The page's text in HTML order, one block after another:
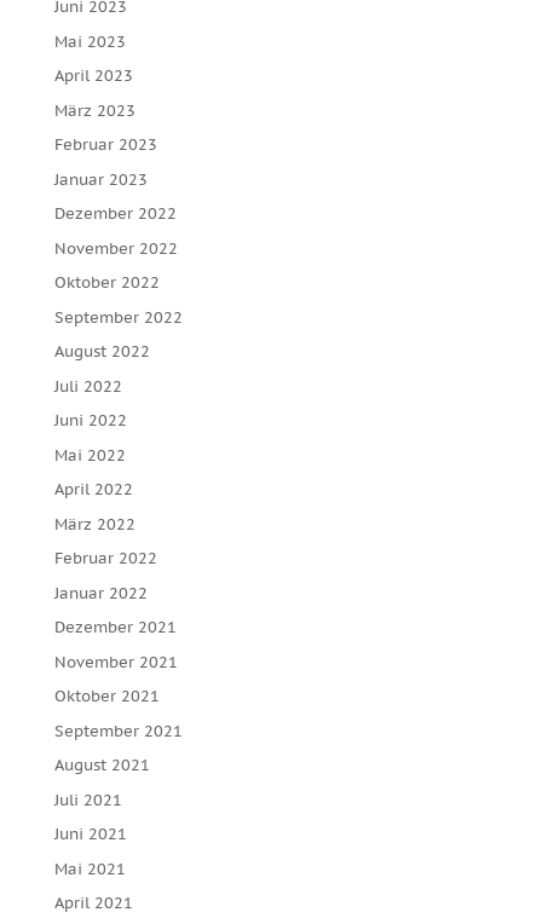
Juni 2023
Mai 2023
April 2023
März 2023
Februar 2023
Januar 2023
Dezember 2022
November 2022
Oktober 2022
September 2022
August 2022
Juli 2022
Juni 2022
Mai 2022
April 2022
März 2022
Februar 2022
Januar 2022
Dezember 2021
November 2021
Oktober 2021
September 2021
August 2021
Juli 2021
Juni 2021
Mai 2021
April 2021